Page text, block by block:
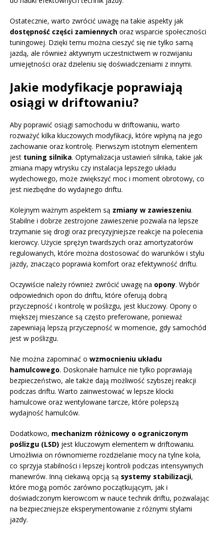
Ostatecznie, warto zwrócić uwagę na takie aspekty jak
dostępność części zamiennych oraz wsparcie społeczności
tuningowej. Dzięki temu można cieszyć się nie tylko samą
jazdą, ale również aktywnym uczestnictwem w rozwijaniu
umiejętności oraz dzieleniu się doświadczeniami z innymi.
Jakie modyfikacje poprawiają
osiągi w driftowaniu?
Aby poprawić osiągi samochodu w driftowaniu, warto
rozważyć kilka kluczowych modyfikacji, które wpłyną na jego
zachowanie oraz kontrolę. Pierwszym istotnym elementem
jest tuning silnika. Optymalizacja ustawień silnika, takie jak
zmiana mapy wtrysku czy instalacja lepszego układu
wydechowego, może zwiększyć moc i moment obrotowy, co
jest niezbędne do wydajnego driftu.
Kolejnym ważnym aspektem są zmiany w zawieszeniu.
Stabilne i dobrze zestrojone zawieszenie pozwala na lepsze
trzymanie się drogi oraz precyzyjniejsze reakcje na polecenia
kierowcy. Użycie sprężyn twardszych oraz amortyzatorów
regulowanych, które można dostosować do warunków i stylu
jazdy, znacząco poprawia komfort oraz efektywność driftu.
Oczywiście należy również zwrócić uwagę na opony. Wybór
odpowiednich opon do driftu, które oferują dobrą
przyczepność i kontrolę w poślizgu, jest kluczowy. Opony o
miększej mieszance są często preferowane, ponieważ
zapewniają lepszą przyczepność w momencie, gdy samochód
jest w poślizgu.
Nie można zapominać o wzmocnieniu układu
hamulcowego. Doskonałe hamulce nie tylko poprawiają
bezpieczeństwo, ale także dają możliwość szybszej reakcji
podczas driftu. Warto zainwestować w lepsze klocki
hamulcowe oraz wentylowane tarcze, które polepszą
wydajność hamulców.
Dodatkowo, mechanizm różnicowy o ograniczonym
poślizgu (LSD) jest kluczowym elementem w driftowaniu.
Umożliwia on równomierne rozdzielanie mocy na tylne koła,
co sprzyja stabilności i lepszej kontroli podczas intensywnych
manewrów. Inną ciekawą opcją są systemy stabilizacji,
które mogą pomóc zarówno początkującym, jak i
doświadczonym kierowcom w nauce technik driftu, pozwalając
na bezpieczniejsze eksperymentowanie z różnymi stylami
jazdy.